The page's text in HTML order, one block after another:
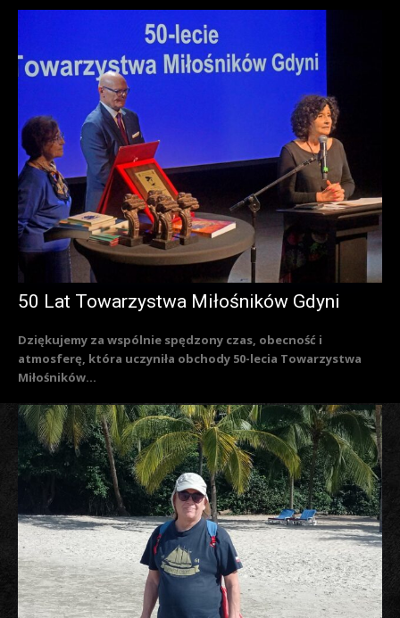
50 Lat Towarzystwa Miłośników Gdyni
Dziękujemy za wspólnie spędzony czas, obecność i
atmosferę, która uczyniła obchody 50-lecia Towarzystwa
Miłośników...